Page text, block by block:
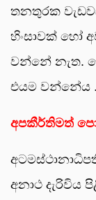
තනතුරක
හිංසාවක් හෝ
වන්නේ නැත.
එයම වන්නේය .
අපකීර්තිමත්
අනාථ දැරිවිය